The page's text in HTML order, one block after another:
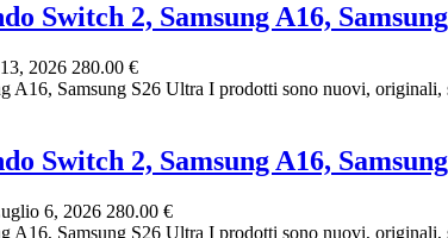
Switch 2, Samsung A16,
2026 280.00 €
A16, Samsung S26 Ultra I prodotti sono nuovi,
Switch 2, Samsung A16,
6, 2026 280.00 €
A16, Samsung S26 Ultra I prodotti sono nuovi,